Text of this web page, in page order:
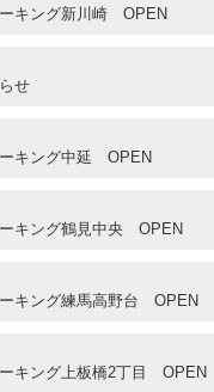
キング新川崎 OPEN
せ
キング中延 OPEN
キング鶴見中央 OPEN
キング練馬高野台 OPEN
キング上板橋2丁目 OPEN